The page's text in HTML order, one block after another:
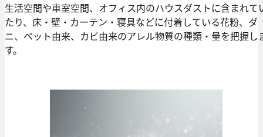
生活空間や車室空間、オフィス内のハウスダストに含まれて
たり、床・壁・カーテン・寝具などに付着している花粉、ダ
ニ、ペット由来、カビ由来のアレル物質の種類・量を把握し
す。